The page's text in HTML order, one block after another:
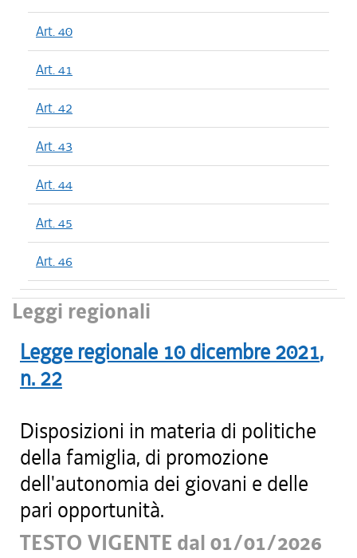
Art. 40
Art. 41
Art. 42
Art. 43
Art. 44
Art. 45
Art. 46
Leggi regionali
Legge regionale 10 dicembre 2021,
n. 22
Disposizioni in materia di politiche
della famiglia, di promozione
dell'autonomia dei giovani e delle
pari opportunità.
TESTO VIGENTE dal 01/01/2026